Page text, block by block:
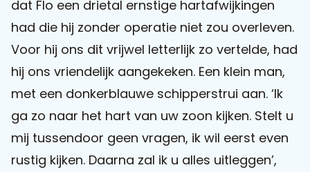
Clientdossier Wiki
Mijn
Sophi
Over
Sophi
Contact
dat Flo een drietal ernstige hartafwijkingen
had die hij zonder operatie niet zou overleven.
Voor hij ons dit vrijwel letterlijk zo vertelde, had
hij ons vriendelijk aangekeken. Een klein man,
met een donkerblauwe schipperstrui aan. ‘Ik
ga zo naar het hart van uw zoon kijken. Stelt u
mij tussendoor geen vragen, ik wil eerst even
rustig kijken. Daarna zal ik u alles uitleggen’,